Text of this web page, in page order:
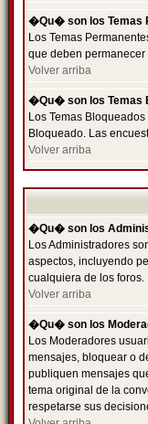
�Qu� son los Temas
Los Temas
que deben
Volver arriba
�Qu� son los Temas
Los Temas
Bloqueado. Las
Volver arriba
�Qu� son los
Los Administradores
aspectos, incluyendo
cualquiera de los foros.
Volver arriba
�Qu� son los
Los Moderadores
mensajes, bloquear o
publiquen mensajes
tema original de la
respetarse sus